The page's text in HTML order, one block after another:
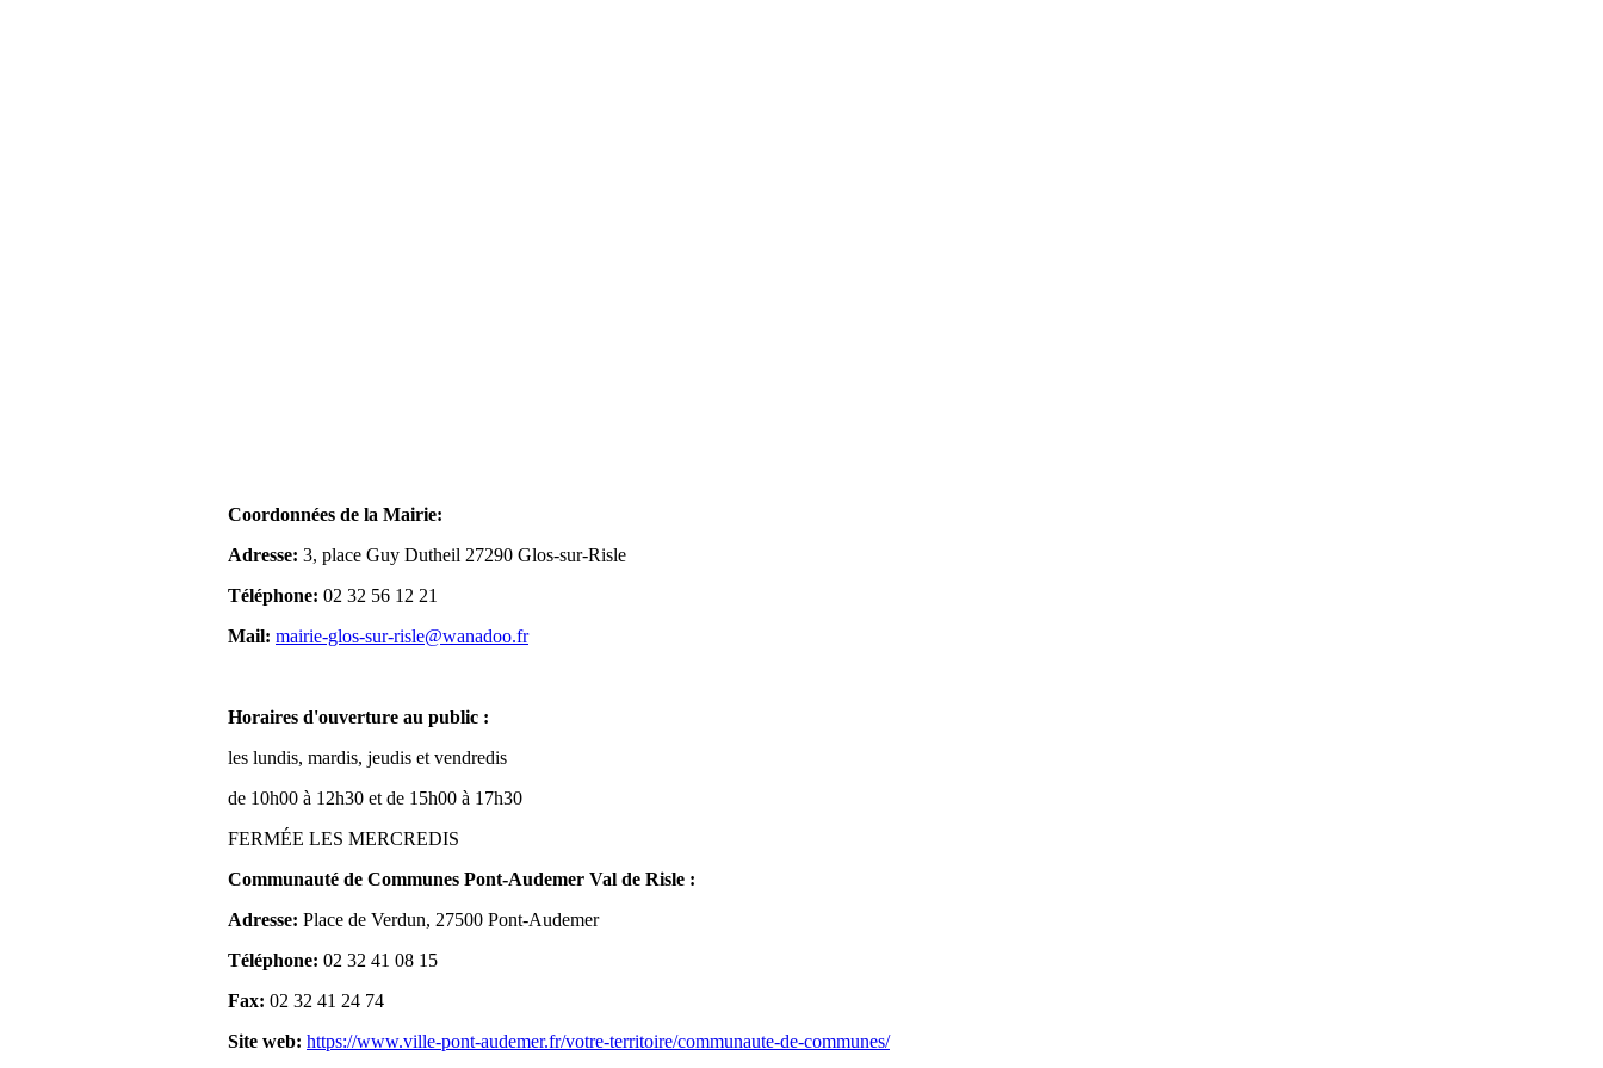
Coordonnées de la Mairie:
Adresse: 3, place Guy Dutheil 27290 Glos-sur-Risle
Téléphone: 02 32 56 12 21
Mail: mairie-glos-sur-risle@wanadoo.fr
Horaires d'ouverture au public :
les lundis, mardis, jeudis et vendredis
de 10h00 à 12h30 et de 15h00 à 17h30
FERMÉE LES MERCREDIS
Communauté de Communes Pont-Audemer Val de Risle :
Adresse: Place de Verdun, 27500 Pont-Audemer
Téléphone: 02 32 41 08 15
Fax: 02 32 41 24 74
Site web: https://www.ville-pont-audemer.fr/votre-territoire/communaute-de-communes/